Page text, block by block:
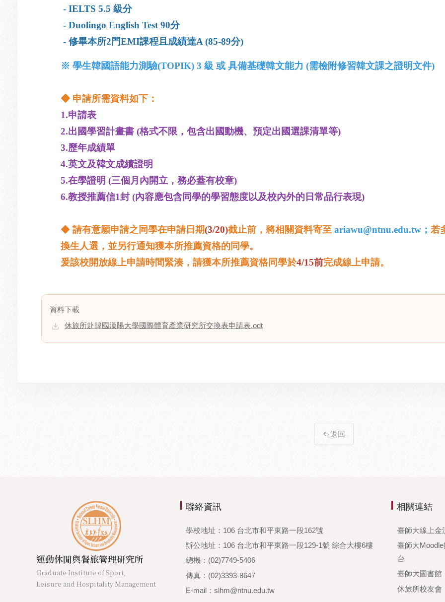
- IELTS 5.5 級分
- Duolingo English Test 90分
- 修畢本所2門EMI課程且成績達A (85-89分)
※學生韓國語能力測驗(TOPIK) 3 級 或 具備基礎韓文能力 (需檢附修習韓文課之證明文件)
◆ 申請所需資料如下：
1.申請表
2.出國學習計畫書 (格式不限，包含出國動機、預定出國選課清單等)
3.歷年成績單
4.英文及韓文成績證明
5.在學證明 (三個月內開立，務必蓋有校章)
6.教授推薦信1封 (內容應包含同學的學習態度以及校內外的日常品行表現)
◆請有意願申請之同學在申請日期(3/20)截止前，將相關資料寄至ariawu@ntnu.edu.tw；若
換生人選，並另行通知獲本所推薦資格的同學。
爰該校開放線上申請時間緊湊，請獲本所推薦資格同學於4/15前完成線上申請。
資料下載
休旅所赴韓國漢陽大學國際體育產業研究所交換表申請表.odt
返回
運動休閒與餐旅管理研究所
Graduate Institute of Sport,
Leisure and Hospitality Management
聯絡資訊
學校地址：106 台北市和平東路一段162號
辦公地址：106 台北市和平東路一段129-1號 綜合大樓6樓
總機：(02)7749-5406
傳真：(02)3393-8647
E-mail：slhm@ntnu.edu.tw
相關連結
臺師大線上金
臺師大
台
臺師大圖書館
休旅所校友會